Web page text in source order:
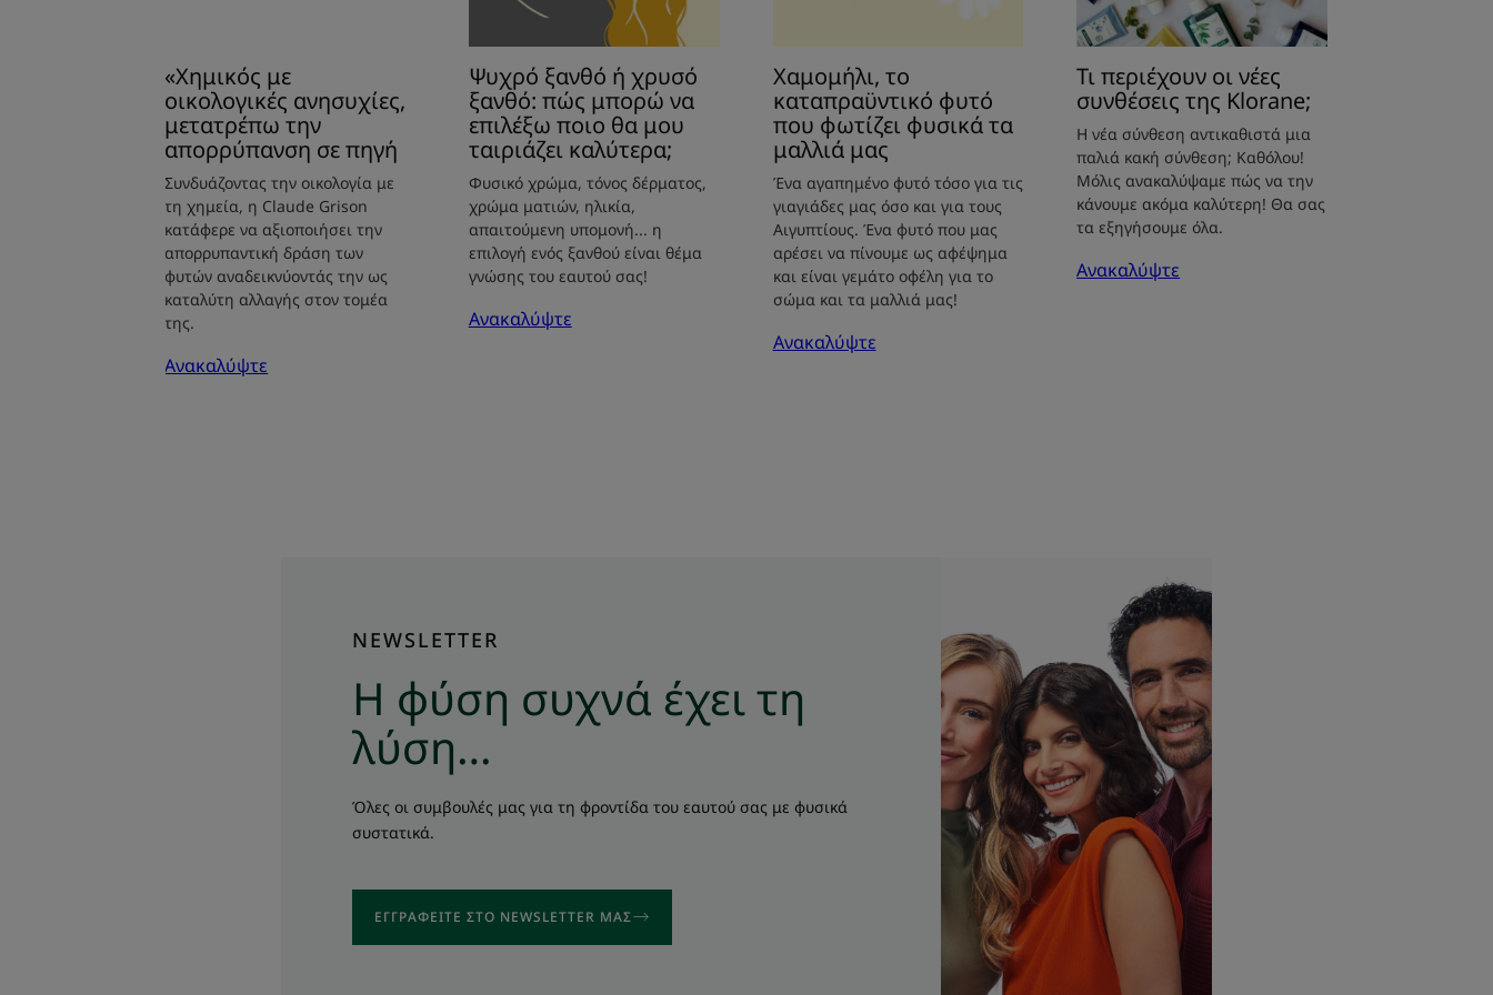
«Χημικός με
οικολογικές ανησυχίες,
μετατρέπω την
απορρύπανση σε πηγή
Συνδυάζοντας την οικολογία με
τη χημεία, η Claude Grison
κατάφερε να αξιοποιήσει την
απορρυπαντική δράση των
φυτών αναδεικνύοντάς την ως
καταλύτη αλλαγής στον τομέα
της.
Ανακαλύψτε
μου
ταιριάζει
καλύτερα;
Ψυχρό ξανθό ή χρυσό
ξανθό: πώς μπορώ να
επιλέξω ποιο θα μου
ταιριάζει καλύτερα;
Φυσικό χρώμα, τόνος δέρματος,
χρώμα ματιών, ηλικία,
απαιτούμενη υπομονή... η
επιλογή ενός ξανθού είναι θέμα
γνώσης του εαυτού σας!
Ανακαλύψτε
Χαμομήλι, το
καταπραϋντικό φυτό
που φωτίζει φυσικά τα
μαλλιά μας
Ένα αγαπημένο φυτό τόσο για τις
γιαγιάδες μας όσο και για τους
Αιγυπτίους. Ένα φυτό που μας
αρέσει να πίνουμε ως αφέψημα
και είναι γεμάτο οφέλη για το
σώμα και τα μαλλιά μας!
Ανακαλύψτε
Τι περιέχουν οι νέες
συνθέσεις της Klorane;
Η νέα σύνθεση αντικαθιστά μια
παλιά κακή σύνθεση; Καθόλου!
Μόλις ανακαλύψαμε πώς να την
κάνουμε ακόμα καλύτερη! Θα σας
τα εξηγήσουμε όλα.
Ανακαλύψτε
NEWSLETTER
Η φύση συχνά έχει τη
λύση…
Όλες οι συμβουλές μας για τη φροντίδα του εαυτού σας με φυσικά
συστατικά.
ΕΓΓΡΑΦΕΊΤΕ ΣΤΟ NEWSLETTER ΜΑΣ